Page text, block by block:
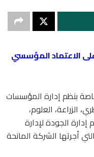
للحصول على الاعتماد المؤسسي
الخاصة بنظم إدارة المؤسسات
الزراعة، العلوم،
جانب شهادة تجديد الأيزو 9001:2015 الخاصة بنظم إدارة الجودة لإدارة
أجرتها الشركة المانحة